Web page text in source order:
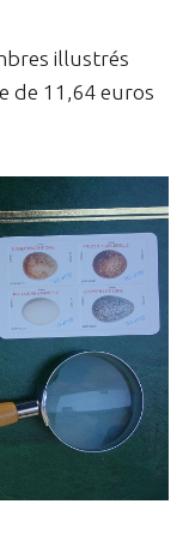
illustrés
de 11,64 euros